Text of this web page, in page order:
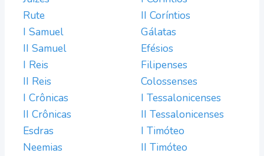
Rute
I Samuel
II Samuel
I Reis
II Reis
I Crônicas
II Crônicas
Esdras
Neemias
II Coríntios
Gálatas
Efésios
Filipenses
Colossenses
I Tessalonicenses
II Tessalonicenses
I Timóteo
II Timóteo